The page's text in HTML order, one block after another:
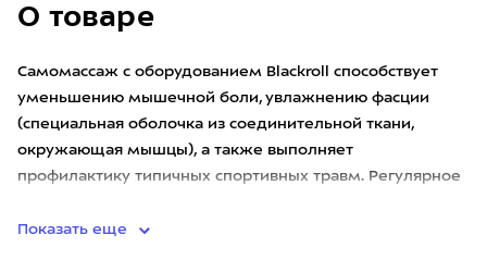
О товаре
Самомассаж с оборудованием Blackroll способствует
уменьшению мышечной боли, увлажнению фасции
(специальная оболочка из соединительной ткани,
окружающая мышцы), а также выполняет
профилактику типичных спортивных травм. Регулярное
Показать еще